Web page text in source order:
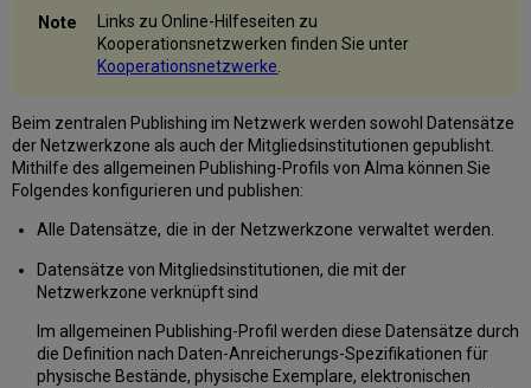
Prozessbericht:
Allgemeines
Netzwerk-
Publishing
Publishing
von
Datensätzen,
die
mit
der
verknüpft
sind
Links zu Online-Hilfeseiten zu
Kooperationsnetzwerken finden Sie unter
Kooperationsnetzwerke.
Beim zentralen Publishing im Netzwerk werden sowohl Datensätze
der Netzwerkzone als auch der Mitgliedsinstitutionen gepublisht.
Mithilfe des allgemeinen Publishing-Profils von Alma können Sie
Folgendes konfigurieren und publishen:
Alle Datensätze, die in der Netzwerkzone verwaltet werden.
Datensätze von Mitgliedsinstitutionen, die mit der
Netzwerkzone verknüpft sind
Im allgemeinen Publishing-Profil werden diese Datensätze durch
die Definition nach Daten-Anreicherungs-Spezifikationen für
physische Bestände, physische Exemplare, elektronischen